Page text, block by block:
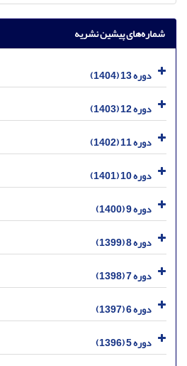
شماره‌های پیشین نشریه
دوره 13 (1404)
دوره 12 (1403)
دوره 11 (1402)
دوره 10 (1401)
دوره 9 (1400)
دوره 8 (1399)
دوره 7 (1398)
دوره 6 (1397)
دوره 5 (1396)